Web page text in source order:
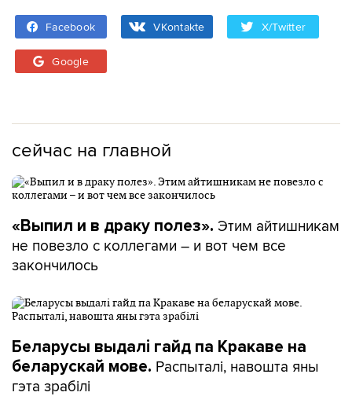
Facebook VKontakte X/Twitter
Google
сейчас на главной
«Выпил и в драку полез». Этим айтишникам
не повезло с коллегами – и вот чем все
закончилось
Беларусы выдалі гайд па Кракаве на
беларускай мове. Распыталі, навошта яны
гэта зрабілі